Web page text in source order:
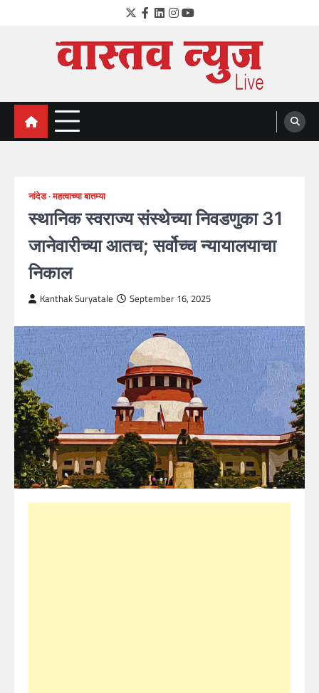
Twitter
Facebook
LinkedIn
Instagram
YouTube
VastavNEWSLive.com
a leading NEWS portal of Maharahstra
नांदेड महत्वाच्या बातम्या
स्थानिक स्वराज्य संस्थेच्या निवडणुका 31
जानेवारीच्या आतच; सर्वोच्च न्यायालयाचा
निकाल
Kanthak Suryatale September 16, 2025